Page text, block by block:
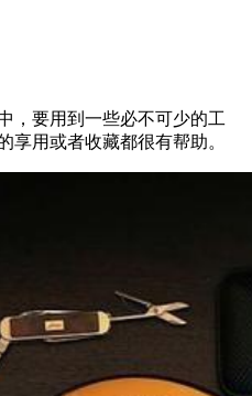
，要用到一些必不可少的工
享用或者收藏都很有帮助。